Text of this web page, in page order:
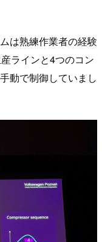
は熟練作業者の経験
ラインと4つのコン
動で制御していまし